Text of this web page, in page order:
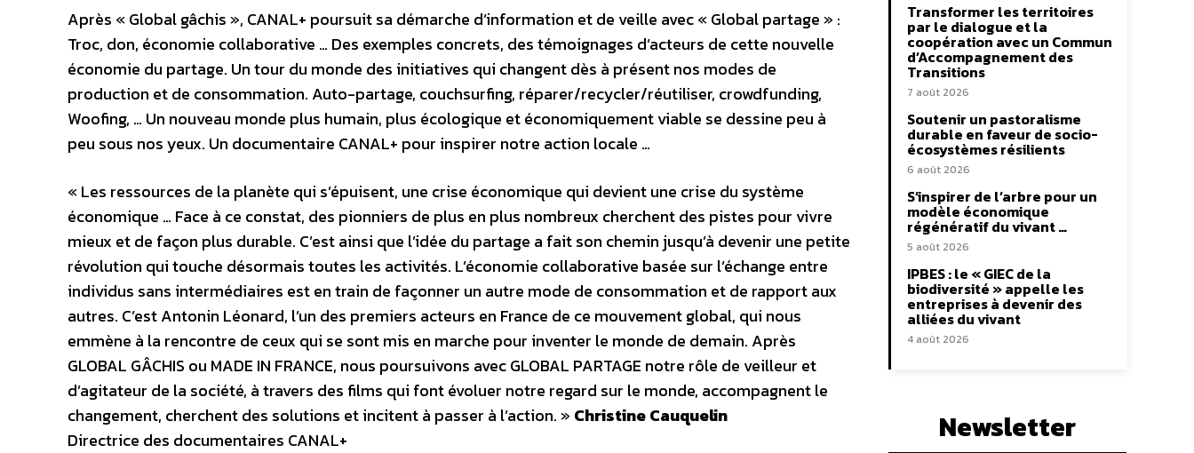
Après « Global gâchis », CANAL+ poursuit sa démarche d’information et de veille avec « Global partage » :
Troc, don, économie collaborative … Des exemples concrets, des témoignages d’acteurs de cette nouvelle
économie du partage. Un tour du monde des initiatives qui changent dès à présent nos modes de
production et de consommation. Auto-partage, couchsurfing, réparer/recycler/réutiliser, crowdfunding,
Woofing, … Un nouveau monde plus humain, plus écologique et économiquement viable se dessine peu à
peu sous nos yeux. Un documentaire CANAL+ pour inspirer notre action locale …
« Les ressources de la planète qui s’épuisent, une crise économique qui devient une crise du système
économique … Face à ce constat, des pionniers de plus en plus nombreux cherchent des pistes pour vivre
mieux et de façon plus durable. C’est ainsi que l’idée du partage a fait son chemin jusqu’à devenir une petite
révolution qui touche désormais toutes les activités. L’économie collaborative basée sur l’échange entre
individus sans intermédiaires est en train de façonner un autre mode de consommation et de rapport aux
autres. C’est Antonin Léonard, l’un des premiers acteurs en France de ce mouvement global, qui nous
emmène à la rencontre de ceux qui se sont mis en marche pour inventer le monde de demain. Après
GLOBAL GÂCHIS ou MADE IN FRANCE, nous poursuivons avec GLOBAL PARTAGE notre rôle de veilleur et
d’agitateur de la société, à travers des films qui font évoluer notre regard sur le monde, accompagnent le
changement, cherchent des solutions et incitent à passer à l’action. » Christine Cauquelin
Directrice des documentaires CANAL+
Transformer les territoires
par le dialogue et la
coopération avec un Commun
d’Accompagnement des
Transitions
7 août 2026
Soutenir un pastoralisme
durable en faveur de socio-
écosystèmes résilients
6 août 2026
S’inspirer de l’arbre pour un
modèle économique
régénératif du vivant …
5 août 2026
IPBES : le « GIEC de la
biodiversité » appelle les
entreprises à devenir des
alliées du vivant
4 août 2026
Newsletter